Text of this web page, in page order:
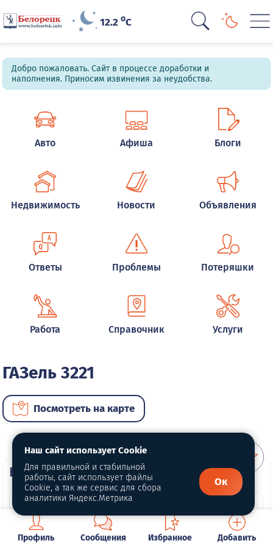
12.2oC
Добро пожаловать. Сайт в процессе доработки и
наполнения. Приносим извинения за неудобства.
Авто Афиша Блоги
Недвижимость Новости Объявления
Ответы Проблемы Потеряшки
Работа Справочник Услуги
ГАЗель 3221
Посмотреть на карте
ВИП автомобили
Профиль Сообщения Избранное Добавить
Наш сайт использует Cookie
Для правильной и стабильной
работы, сайт использует файлы
Cookie, а так же сервис для сбора
аналитики Яндекс.Метрика
Ок